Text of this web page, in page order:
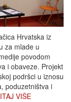
Hrvatska iz
za mlade u
povodom
i obaveze. Projekt
podršci u iznosu
poduzetništva i
VIŠE